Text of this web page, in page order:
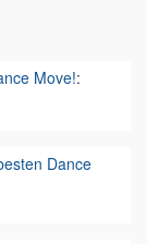
Move!:
Dance